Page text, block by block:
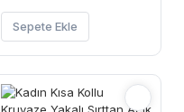
Sepete Ekle